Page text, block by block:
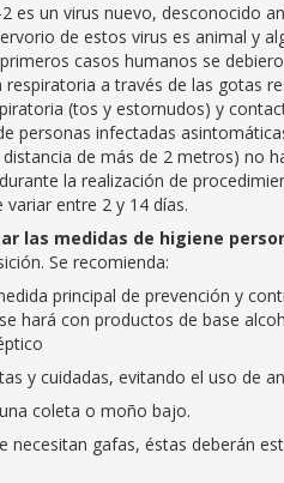
2 es un virus nuevo,
de estos virus es animal y
casos humanos se
a través de las gotas
(tos y estornudos) y
personas infectadas
de más de 2 metros) no
la realización de
entre 2 y 14 días.
las medidas de higiene
Se recomienda:
principal de prevención y
hará con productos de base
y cuidadas, evitando el uso de
coleta o moño bajo.
necesitan gafas, éstas deberán